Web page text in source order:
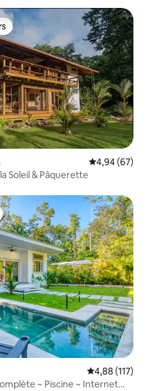
plus appréciés
Évaluation
4,94 (67)
Soleil & Pâquerette
Évaluation
4,88 (117)
~ Piscine ~ Internet